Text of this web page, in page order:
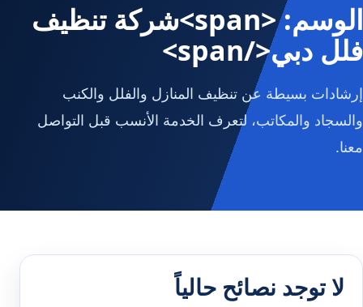
الوسم: <span>شركة تنظيف
فلل دبي</span>
إرشادات بسيطة عن تنظيف المنازل والفلل والكنب
والسجاد والمكاتب، لتعرف الخدمة الأنسب قبل التواصل
معنا.
لا توجد نصائح حالياً